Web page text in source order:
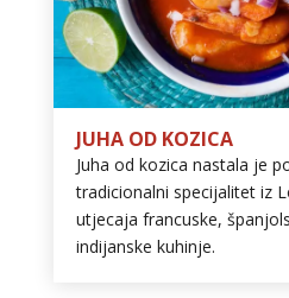
JUHA OD KOZICA
Juha od kozica nastala je
tradicionalni specijalitet iz
utjecaja francuske,
indijanske kuhinje.